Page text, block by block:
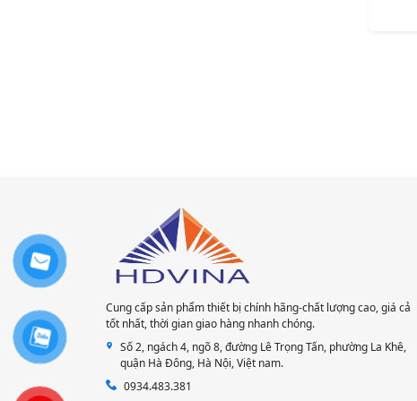
Cung cấp sản phẩm thiết bị chính hãng-chất lượng cao, giá cả
tốt nhất, thời gian giao hàng nhanh chóng.
Số 2, ngách 4, ngõ 8, đường Lê Trọng Tấn, phường La Khê,
quận Hà Đông, Hà Nội​, Việt nam.
0934.483.381